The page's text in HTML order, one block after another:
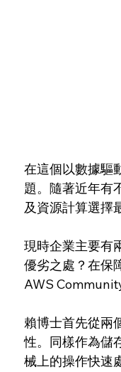
在這個以數據驅
題。隨著近年有
及資源計算選擇
現時企業主要有
優劣之處？在保
AWS
賴博士首先從兩
性。同樣作為儲
械上的操作快速